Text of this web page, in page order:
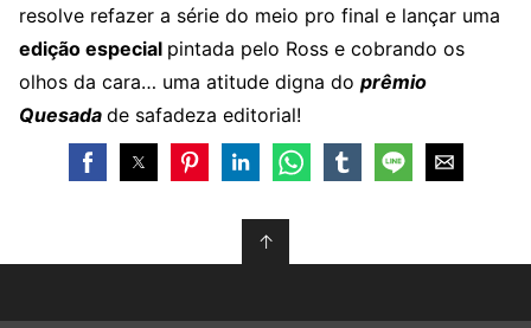
resolve refazer a série do meio pro final e lançar uma
edição especial pintada pelo Ross e cobrando os
olhos da cara… uma atitude digna do prêmio
Quesada de safadeza editorial!
↑